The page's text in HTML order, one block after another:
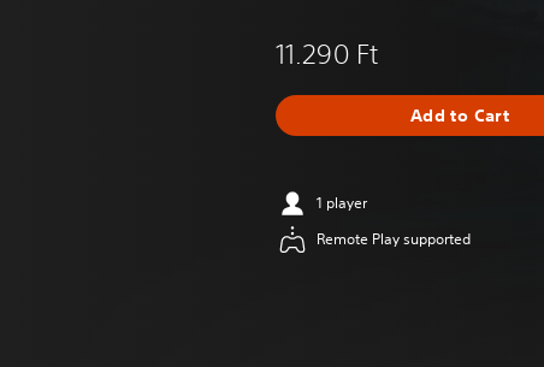
11.290 Ft
Add to Cart
1 player
Remote Play supported